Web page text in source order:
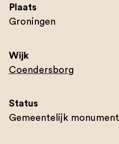
Plaats
Groningen
Wijk
Coendersborg
Status
Gemeentelijk monument